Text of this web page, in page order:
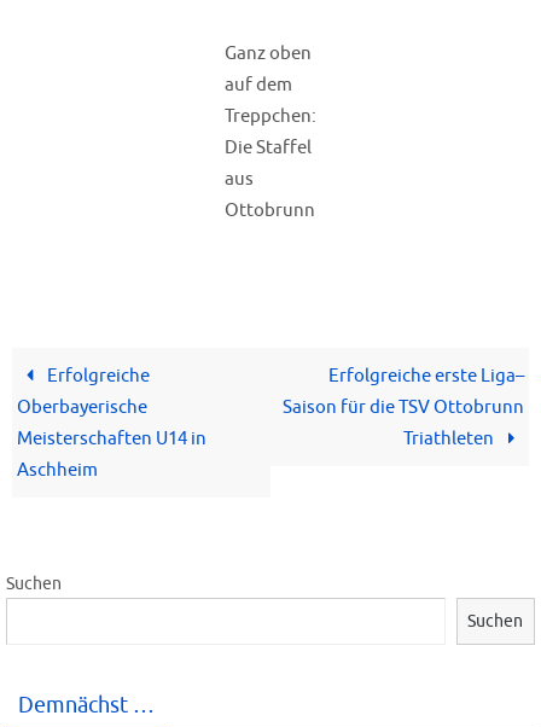
Ganz oben
auf dem
Treppchen:
Die Staffel
aus
Ottobrunn
Erfolgreiche
Oberbayerische
Meisterschaften U14 in
Aschheim
Erfolgreiche erste Liga–
Saison für die TSV Ottobrunn
Triathleten
Suchen
Suchen
Demnächst …